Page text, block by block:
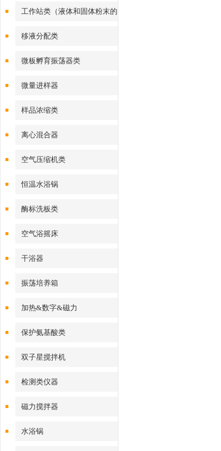
工作站类（液体和固体粉末的
样品处理）
移液分配类
微板孵育振荡器类
微量进样器
样品浓缩类
离心混合器
空气压缩机类
恒温水浴锅
酶标洗板类
空气浴摇床
干浴器
振荡培养箱
加热&数字&磁力
保护氨基酸类
双子星搅拌机
检测类仪器
磁力搅拌器
水浴锅